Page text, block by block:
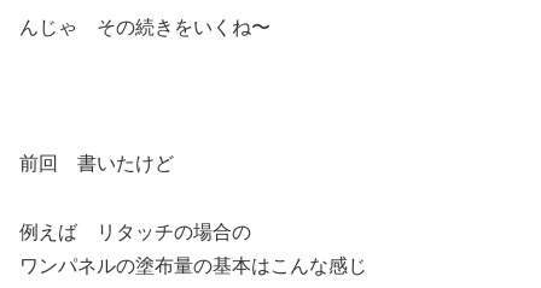
んじゃ その続きをいくね〜
前回 書いたけど
例えば リタッチの場合の
ワンパネルの塗布量の基本はこんな感じ